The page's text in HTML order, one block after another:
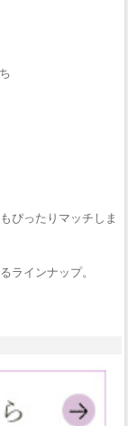
ぴったりマッチしま
ラインナップ。